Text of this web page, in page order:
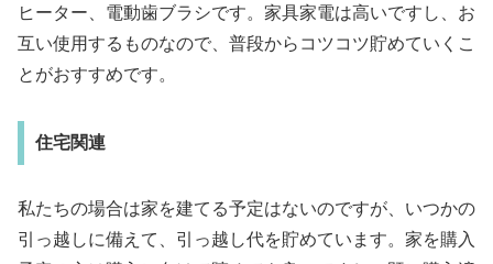
ヒーター、電動歯ブラシです。家具家電は高いですし、お
互い使用するものなので、普段からコツコツ貯めていくこ
とがおすすめです。
住宅関連
私たちの場合は家を建てる予定はないのですが、いつかの
引っ越しに備えて、引っ越し代を貯めています。家を購入